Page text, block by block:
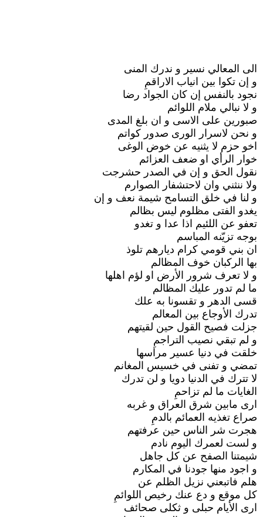
الى المعالي نسير و ندرك المنى
و إن تكوا بين انياب الاراقمِ
نجود بالنفس إن كان الجواد رضا
و لا نبالي ملام اللوائم
صبورين على الاسى و ان بلغ المدى
و نحن لاسرار الورى صدور كواتم
اخو حزم لا يثنيه عن خوض الوغى
خوار الرأي او ضعف العزائم
نقول الحق و إن في الصدر حشرجت
ولا ننثني وان لاحتشفار الصوارم
و لنا في خلق التسامح شيمة نعف و إن
يغدو الفتى مظلوم ليس بظالم
تعفو عن اللئيم اذا عدا و تغدو
بوجه تزيّنه المباسم
ان بني قومي كرام ديارهم تلوذ
بها الركبان خوف المظالم
و لا تعرف شرور الأرض او لؤم اهلها
ما لم تدور عليك المظالم
قسى الدهر و تقسونا به علك
تدرك الأوجاع بين المعالم
جزلت فصيح القول حين لقيتهم
و لم تبقي نصيب التراجمِ
خلقت في دنيا عسير مراسها
تمضي و تفنى في خسيس المغانم
لا تترك في الدنيا دويا و لن تدرك
الغايات ما لم تزاحمِ
ارى مابين شرق العراق و غربه
صراع تغذيه العمائم بالدمِ
هجرت شر الناس حين عرفتهم
و لست لعمرك اليوم نادم
شيمتنا الصفح عن كل جاهل
و اجود منها جودنا في المكارم
هلم فاتبعني نزيل الظلم عن
كل موقع و دع عنك رخيص اللوائمِ
ارى الأيام حبلى و ثكلى صحائف